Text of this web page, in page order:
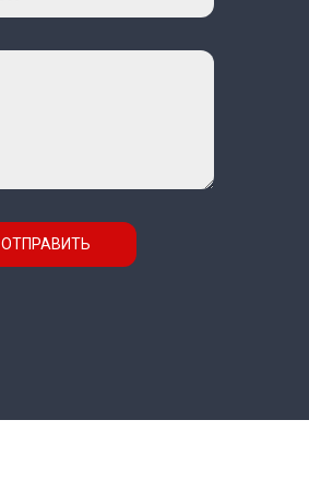
ОТПРАВИТЬ